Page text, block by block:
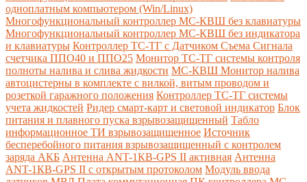
одноплатным компьютером (Win/Linux)
Многофункциональный контроллер МС-КВШ без клавиатуры
Многофункциональный контроллер МС-КВШ без индикатора
и клавиатуры Контроллер ТС-ТГ с Датчиком Съема Сигнала
счетчика ППО40 и ППО25 Монитор ТС-ТГ системы контроля
полноты налива и слива жидкости МС-КВШ Монитор налива
автоцистерны в комплекте с вилкой, витым проводом и
розеткой гаражного положения Контроллер ТС-ТГ системы
учета жидкостей Ридер смарт-карт и световой индикатор Блок
питания и плавного пуска взрывозащищенный Табло
информационное ТИ взрывозащищенное Источник
бесперебойного питания взрывозащищенный с контролем
заряда АКБ Антенна ANT-1КВ-GPS II активная Антенна
ANT-1КВ-GPS II с открытым протоколом Модуль ввода